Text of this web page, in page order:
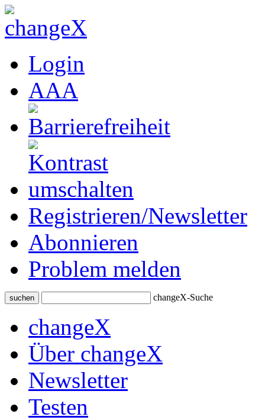
Login
AAA
Registrieren/Newsletter
Abonnieren
Problem melden
suchen changeX-Suche
changeX
Über changeX
Newsletter
Testen